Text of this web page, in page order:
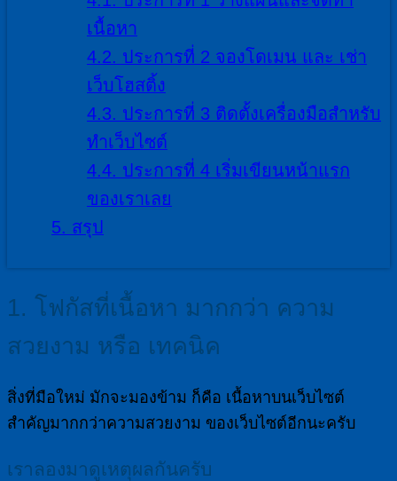
เนื้อหา
4.2. ประการที่ 2 จองโดเมน และ เช่า
เว็บโฮสติ้ง
4.3. ประการที่ 3 ติดตั้งเครื่องมือสำหรับ
ทำเว็บไซต์
4.4. ประการที่ 4 เริ่มเขียนหน้าแรก
ของเราเลย
5. สรุป
1. โฟกัสที่เนื้อหา มากกว่า ความ
สวยงาม หรือ เทคนิค
สิ่งที่มือใหม่ มักจะมองข้าม ก็คือ เนื้อหาบนเว็บไซต์
สำคัญมากกว่าความสวยงาม ของเว็บไซต์อีกนะครับ
เราลองมาดูเหตุผลกันครับ